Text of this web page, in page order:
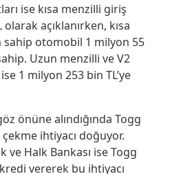
ise kısa menzilli giriş
açıklanırken, kısa
sahip otomobil 1 milyon 55
Uzun menzilli ve V2
1 milyon 253 bin TL’ye
önüne alındığında Togg
ihtiyacı doğuyor.
ve Halk Bankası ise Togg
vererek bu ihtiyacı